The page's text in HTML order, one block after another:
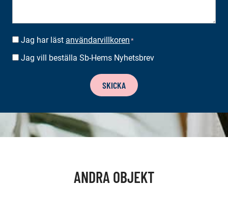
SUOSTUMUS *
Jag har läst användarvillkoren *
BESTÄLLA
Jag vill beställa Sb-Hems Nyhetsbrev
SKICKA
ANDRA OBJEKT